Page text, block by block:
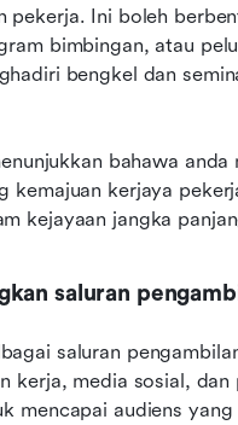
pekerja. Ini boleh
bimbingan, atau
bengkel dan
bahawa anda
kemajuan kerjaya
kejayaan jangka
saluran
saluran
kerja, media sosial, dan
mencapai audiens yang